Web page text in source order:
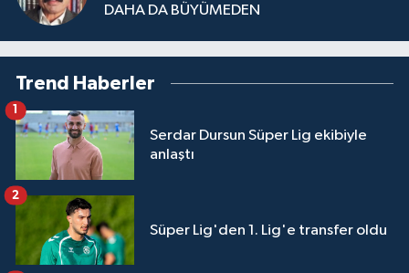
DAHA DA BÜYÜMEDEN
Trend Haberler
Serdar Dursun Süper Lig ekibiyle
anlaştı
1
Süper Lig'den 1. Lig'e transfer oldu
2